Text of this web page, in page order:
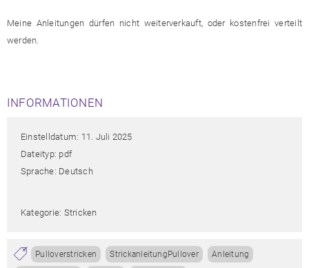
Meine Anleitungen dürfen nicht weiterverkauft, oder kostenfrei verteilt
werden.
INFORMATIONEN
Einstelldatum: 11. Juli 2025
Dateityp: pdf
Sprache: Deutsch
Kategorie: Stricken
Pulloverstricken StrickanleitungPullover Anleitung